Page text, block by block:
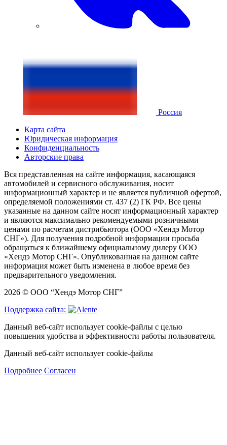
Россия
Карта сайта
Юридическая информация
Конфиденциальность
Авторские права
Вся представленная на сайте информация, касающаяся
автомобилей и сервисного обслуживания, носит
информационный характер и не является публичной офертой,
определяемой положениями ст. 437 (2) ГК РФ. Все цены
указанные на данном сайте носят информационный характер
и являются максимально рекомендуемыми розничными
ценами по расчетам дистрибьютора (ООО «Хендэ Мотор
СНГ»). Для получения подробной информации просьба
обращаться к ближайшему официальному дилеру ООО
«Хендэ Мотор СНГ». Опубликованная на данном сайте
информация может быть изменена в любое время без
предварительного уведомления.
2026 © ООО “Хендэ Мотор СНГ”
Поддержка сайта:
Данный веб-сайт использует cookie-файлы с целью
повышения удобства и эффективности работы пользователя.
Данный веб-сайт использует cookie-файлы
Подробнее Согласен